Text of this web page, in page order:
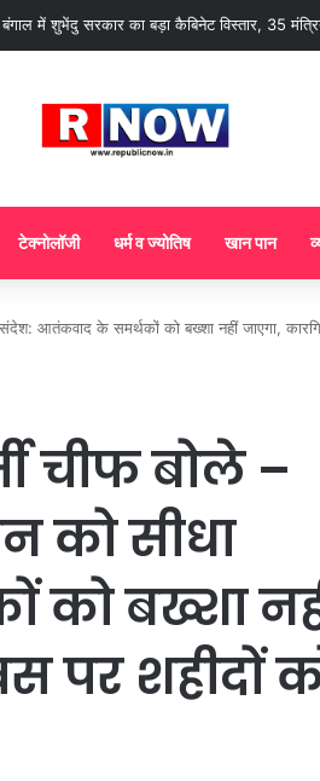
नए नियम लागू! जानें किसका कटेगा कनेक्शन, कितने
टेक्नोलॉजी धर्म व ज्योतिष खान पान
आतंकवाद के समर्थकों को बख्शा नहीं जाएगा,
चीफ बोले –
को सीधा
को बख्शा
पर शहीदों